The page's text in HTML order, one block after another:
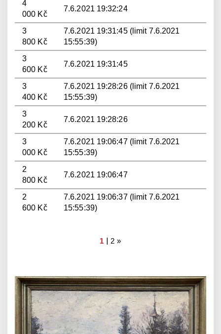
4
000 Kč
7.6.2021 19:32:24
3
800 Kč
7.6.2021 19:31:45 (limit 7.6.2021
15:55:39)
3
600 Kč
7.6.2021 19:31:45
3
400 Kč
7.6.2021 19:28:26 (limit 7.6.2021
15:55:39)
3
200 Kč
7.6.2021 19:28:26
3
000 Kč
7.6.2021 19:06:47 (limit 7.6.2021
15:55:39)
2
800 Kč
7.6.2021 19:06:47
2
600 Kč
7.6.2021 19:06:37 (limit 7.6.2021
15:55:39)
1 |2 »